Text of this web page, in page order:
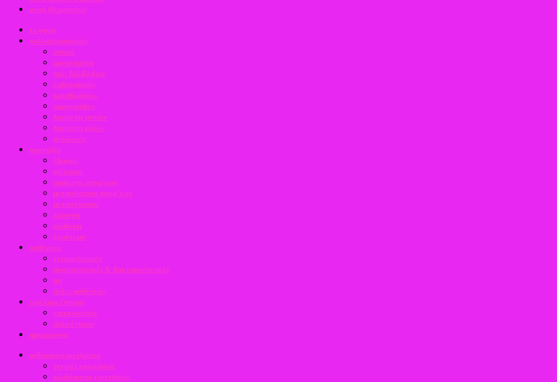
φυτά (θεραπείες)
τα φυτά
πολλαπλασιασμός
σπορά
μοσχεύματα
πολ. βολβώδων
εμβολιασμός
καταβολάδες
παραφυάδες
διαίρεση φυτών
διαίρεση ριζών
στόλωνες
φροντίδα
έδαφος
φύτευση
αραίωση σπορ/των
μεταφύτευση σπορ/των
μεταφύτευση
λίπανση
κλάδεμα
ξεφύτεμα
ασθένειες
εντομολογικές
μυκητολογικές & βακτηριολογικές
ιοί
άλλες ασθένειες
ωφέλιμα έντομα
επικονιαστές
άλλα έντομα
ημερολόγιο
ανθοκηποερωτήματα
γενικές ερωτήσεις
κλαδέματος ερωτήσεις